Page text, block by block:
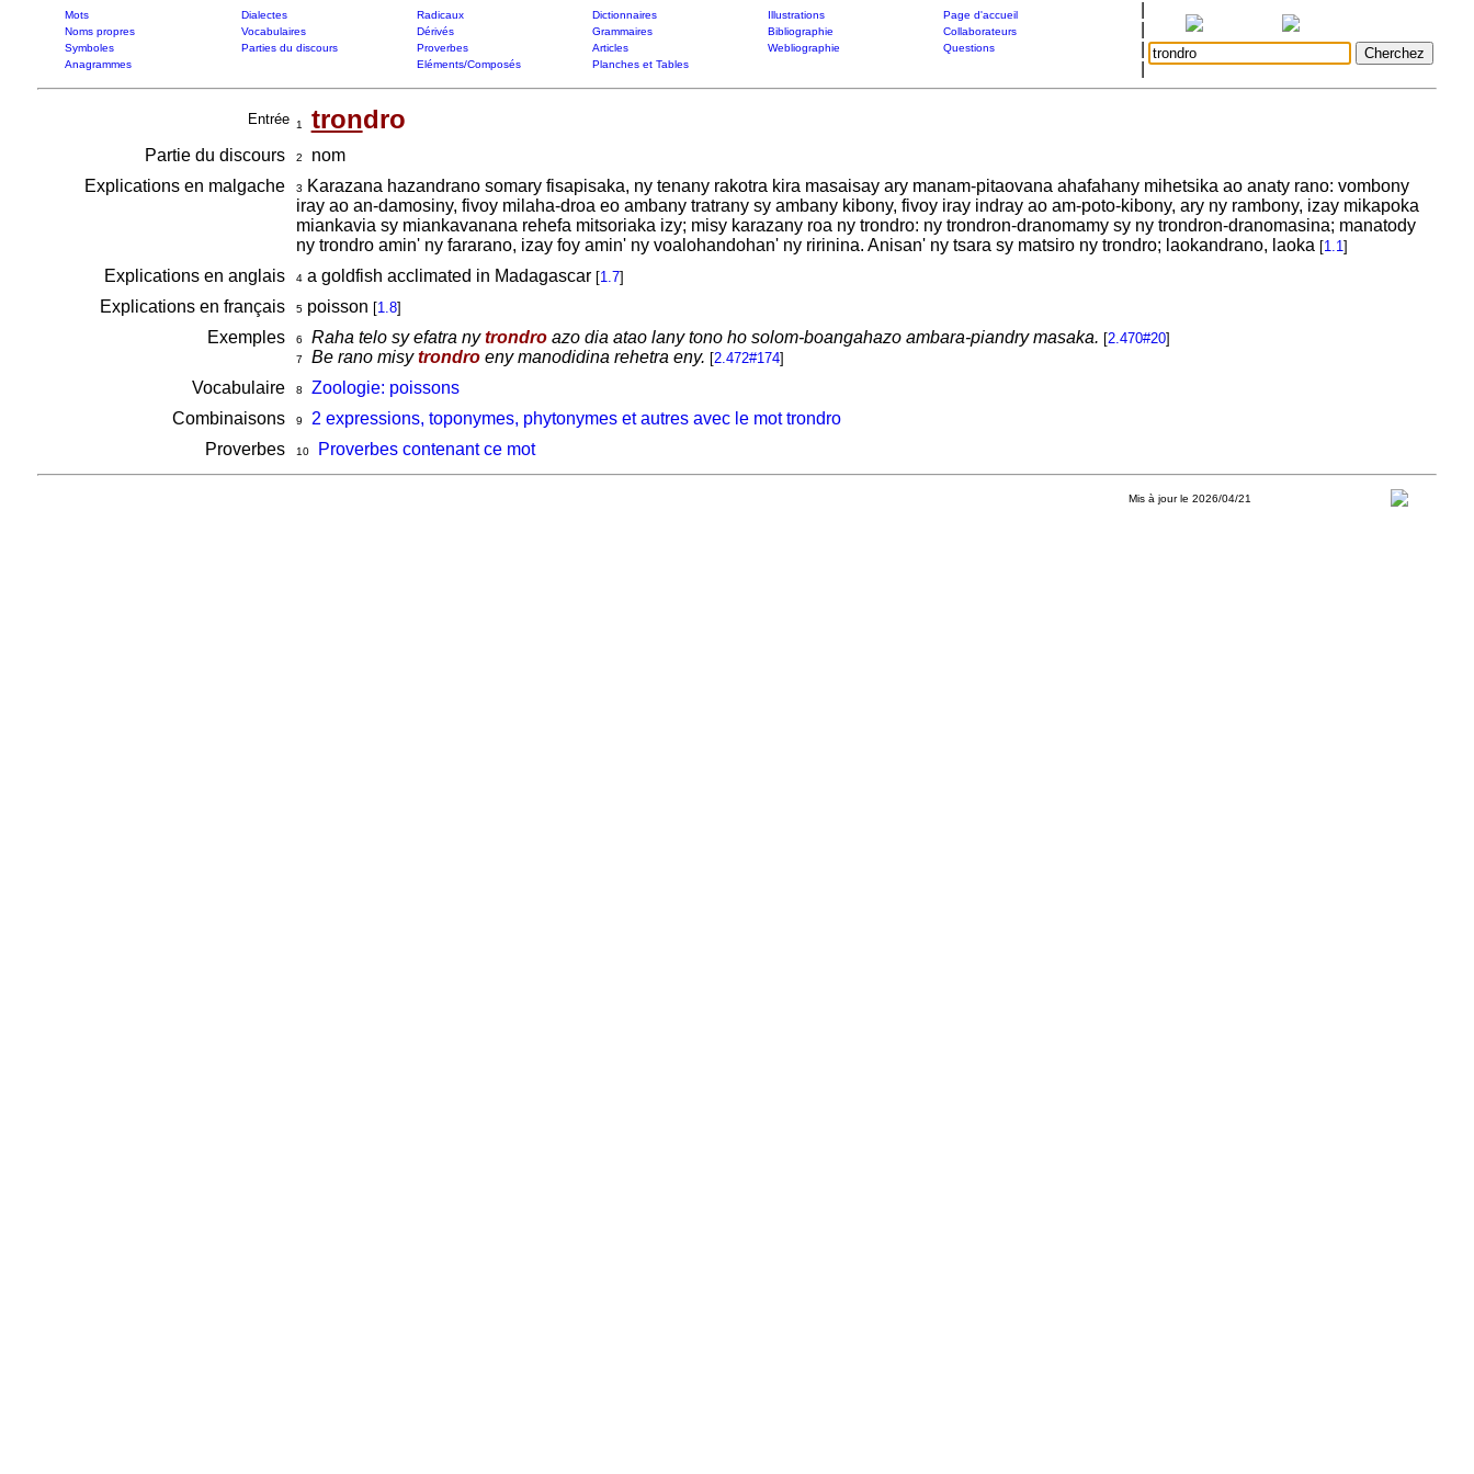
Mots Dialectes Radicaux Dictionnaires Illustrations
Page d'accueil
Noms propres
Vocabulaires Dérivés Grammaires Bibliographie
Collaborateurs
Symboles
Parties du discours Proverbes Articles Webliographie
Questions
Anagrammes
Eléments/Composés Planches et Tables
Entrée 1 trondro
Partie du discours 2
nom
Explications en malgache
3
Karazana hazandrano somary fisapisaka, ny tenany rakotra kira masaisay ary manam-pitaovana ahafahany mihetsika ao anaty rano: vombony
iray ao an-damosiny, fivoy milaha-droa eo ambany tratrany sy ambany kibony, fivoy iray indray ao am-poto-kibony, ary ny rambony, izay mikapoka
miankavia sy miankavanana rehefa mitsoriaka izy; misy karazany roa ny trondro: ny trondron-dranomamy sy ny trondron-dranomasina; manatody
ny trondro amin' ny fararano, izay foy amin' ny voalohandohan' ny ririnina. Anisan' ny tsara sy matsiro ny trondro; laokandrano, laoka [1.1]
Explications en anglais 4a goldfish acclimated in Madagascar [1.7]
Explications en français 5poisson [1.8]
Exemples 6 Raha telo sy efatra nytrondroazo dia atao lany tono ho solom-boangahazo ambara-piandry masaka. [2.470#20]
7 Be rano misytrondroeny manodidina rehetra eny. [2.472#174]
Vocabulaire 8
Zoologie: poissons
Combinaisons
9
2 expressions, toponymes, phytonymes et autres avec le mot trondro
Proverbes
10 Proverbes contenant ce mot
Mis à jour le 2026/04/21